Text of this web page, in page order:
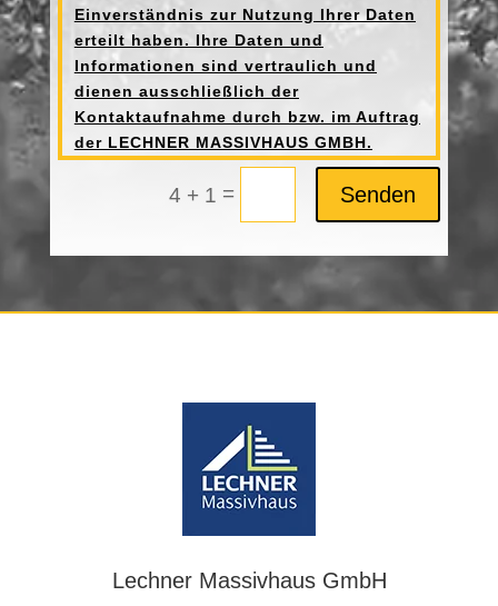
Einverständnis zur Nutzung Ihrer Daten
erteilt haben. Ihre Daten und
Informationen sind vertraulich und
dienen ausschließlich der
Kontaktaufnahme durch bzw. im Auftrag
der LECHNER MASSIVHAUS GMBH.
4 + 1 = Senden
Lechner Massivhaus GmbH